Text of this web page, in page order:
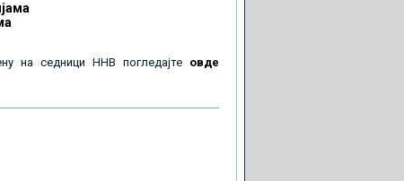
на седници ННВ погледајте овде